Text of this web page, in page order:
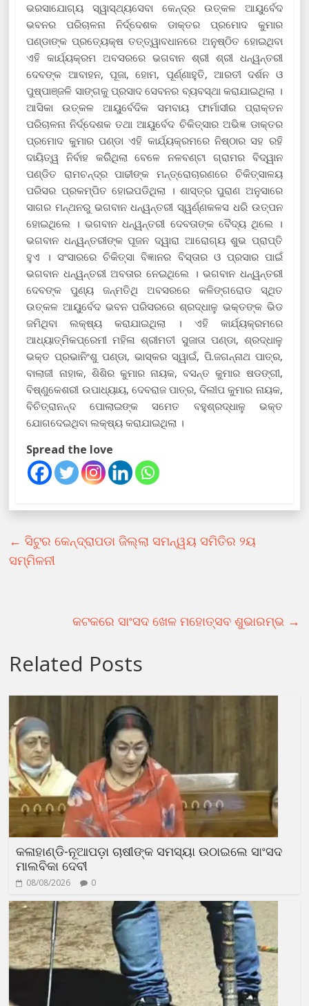
ଭରସାଯୋଗ୍ୟ ସ୍ୱାସ୍ଥ୍ୟସେବା କେନ୍ଦ୍ର ଉତ୍କଳ ଆୟୁର୍ବେଦ
ଭବନର ପରିଚାଳନା ନିର୍ଦ୍ଦେଶକ ଡାକ୍ତର ପ୍ରମୋଦ କୁମାର
ପଣ୍ଡାଙ୍କ ପ୍ରତ୍ୟେକ୍ଷ ତତ୍ତ୍ୱାବଧାନରେ ଅନୁଷ୍ଠିତ ହୋଇଥିବା
ଏହି କାର୍ଯ୍ୟକ୍ରମ ଅବସରରେ ଭଗବାନ ଶ୍ରୀ ଶ୍ରୀ ଧନ୍ୱନ୍ତରୀ
ଦେବଙ୍କ ଆବାହନ, ପୂଜା, ହୋମ, ପୂର୍ଣ୍ଣାହୁତି, ଆରତୀ ଦର୍ଶନ ଓ
ପୁଷ୍ପାଞ୍ଜଳି ସାଙ୍ଗକୁ ପ୍ରସାଦ ସେବନର ବ୍ୟବସ୍ଥା କରାଯାଇଥିଲା ।
ଆସିକା ଉତ୍କଳ ଆୟୁର୍ବେଦିକ ସମବାୟ ଫାର୍ମାସୀର ପ୍ରାକ୍ତନ
ପରିଚାଳନା ନିର୍ଦ୍ଦେଶକ ତଥା ଆୟୁର୍ବେଦ ଚିକିତ୍ସାର ଅଭିଜ୍ଞ ଡାକ୍ତର
ପ୍ରମୋଦ କୁମାର ପଣ୍ଡା ଏହି କାର୍ଯ୍ୟକ୍ରମରେ ନିଷ୍ଠାର ସହ ରହି
ଦାୟିତ୍ୱ ନିର୍ବାହ କରିିଥିଲା ବେଳେ ନଳବଣ୍ଟା ଗ୍ରାମର ବିଦ୍ୱାନ
ପଣ୍ଡିତ ରାମଚନ୍ଦ୍ର ପାଢୀଙ୍କ ମନ୍ତ୍ରୋଚାରଣରେ ଚିକିତ୍ସାଳୟ
ପରିସର ପ୍ରକମ୍ପିତ ହୋଇପଡିଥିଲା । ଶାସ୍ତ୍ର ପୁରାଣ ଅନୁସାରେ
ସାଗର ମନ୍ଥନରୁ ଭଗବାନ ଧନ୍ୱନ୍ତରୀ ସ୍ୱର୍ଣ୍ଣକଳସ ଧରି ଉତ୍ପନ
ହୋଇଥିଲେ । ଭଗବାନ ଧନ୍ୱନ୍ତରୀ ଦେବତାଙ୍କ ବୈଦ୍ୟ ଥିଲେ ।
ଭଗବାନ ଧନ୍ୱନ୍ତରୀଙ୍କ ପୂଜନ ଦ୍ୱାରା ଆରୋଗ୍ୟ ଶୁଭ ପ୍ରାପ୍ତି
ହୁଏ । ସଂସାରରେ ଚିକିତ୍ସା ବିଜ୍ଞାନର ବିସ୍ତାର ଓ ପ୍ରସାର ପାଇଁ
ଭଗବାନ ଧନ୍ୱନ୍ତରୀ ଅବତାର ନେଇଥିଲେ । ଭଗବାନ ଧନ୍ୱନ୍ତରୀ
ଦେବଙ୍କ ପୁଣ୍ୟ ଜନ୍ମତିଥି ଅବସରରେ କଳିଙ୍ଗରୋଡ ସ୍ଥିତ
ଉତ୍କଳ ଆୟୁର୍ବେଦ ଭବନ ପରିସରରେ ଶ୍ରଦ୍ଧାଳୁ ଭକ୍ତଙ୍କ ଭିଡ
ଜମିଥିବା ଲକ୍ଷ୍ୟ କରାଯାଇଥିଲା । ଏହି କାର୍ଯ୍ୟକ୍ରମରେ
ଆଧ୍ୟାତ୍ମିକପ୍ରେମୀ ମହିଳା ଶ୍ରୀମତୀ ସୁଜାତା ପଣ୍ଡା, ଶ୍ରଦ୍ଧାଳୁ
ଭକ୍ତ ପ୍ରଭାନିଂଶୁ ପଣ୍ଡା, ଭାସ୍କର ସ୍ୱାଇଁ, ପି.ଜଗନ୍ନାଥ ପାତ୍ର,
ବାଲାଜୀ ନାହାକ, ଶିଶିର କୁମାର ନାୟକ, ବସନ୍ତ କୁମାର ଷଡଙ୍ଗୀ,
ବିଷ୍ଣୁକେଶରୀ ଉପାଧ୍ୟାୟ, ଦେବରାଜ ପାତ୍ର, ଦିଲୀପ କୁମାର ନାୟକ,
ବିଚିତ୍ରାନନ୍ଦ ପୋଲାଇଙ୍କ ସମେତ ବହୁଶ୍ରଦ୍ଧାଳୁ ଭକ୍ତ
ଯୋଗଦେଇଥିବା ଲକ୍ଷ୍ୟ କରାଯାଇଥିଲା ।
Spread the love
← ସିଟୁର କେନ୍ଦ୍ରାପଡା ଜିଲ୍ଲା ସମନ୍ୱୟ ସମିତିର ୨ୟ
ସମ୍ମିଳନୀ
କଟକରେ ସାଂସଦ ଖେଳ ମହୋତ୍ସବ ଶୁଭାରମ୍ଭ →
Related Posts
କଳାହାଣ୍ଡି-ନୂଆପଡ଼ା ଚାଷୀଙ୍କ ସମସ୍ୟା ଉଠାଇଲେ ସାଂସଦ
ମାଲବିକା ଦେବୀ
08/08/2026 0